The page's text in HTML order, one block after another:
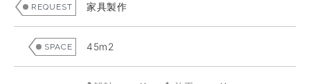
REQUEST 家具製作
SPACE 45m2